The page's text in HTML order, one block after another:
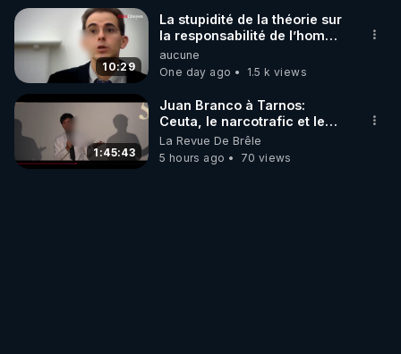
10:29
La stupidité de la théorie sur
la responsabilité de l’homme
concernant le dioxyde de
carbone.
aucune
One day ago
1.5 k views
1:45:43
Juan Branco à Tarnos:
Ceuta, le narcotrafic et le
pouvoir en France
La Revue De Brêle
5 hours ago
70 views